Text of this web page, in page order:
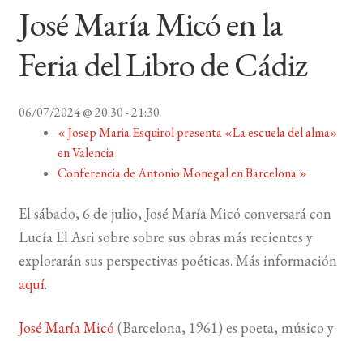
PODCAST
LA EDITORIAL
menú
FOREIGN RIGHTS
BUSCAR
José María Micó en la
Feria del Libro de Cádiz
06/07/2024 @ 20:30-21:30
«Josep Maria Esquirol presenta «La escuela del alma»
en Valencia
Conferencia de Antonio Monegal en Barcelona»
El sábado, 6 de julio, José María Micó conversará con
Lucía El Asri sobre sobre sus obras más recientes y
explorarán sus perspectivas poéticas. Más información
aquí.
José María Micó (Barcelona, 1961) es poeta, músico y